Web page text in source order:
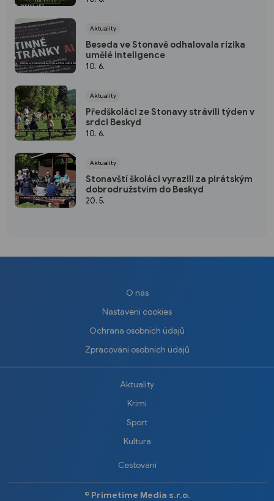
Aktuality
Beseda ve Stonavě odhalovala rizika
umělé inteligence
10. 6.
Aktuality
Předškoláci ze Stonavy strávili týden v
srdci Beskyd
10. 6.
Aktuality
Stonavští školáci vyrazili za pirátským
dobrodružstvím do Beskyd
20. 5.
O nás
Nastavení cookies
Ochrana osobních údajů
Zpracování osobních údajů
Aktuality
Krimi
Sport
Kultura
Cestování
©️ Primetime Media s.r.o.